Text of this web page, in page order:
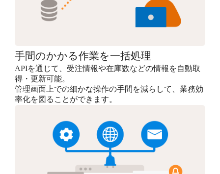
手間のかかる作業を一括処理
APIを通じて、受注情報や在庫数などの情報を自動取
得・更新可能。
管理画面上での細かな操作の手間を減らして、業務効
率化を図ることができます。